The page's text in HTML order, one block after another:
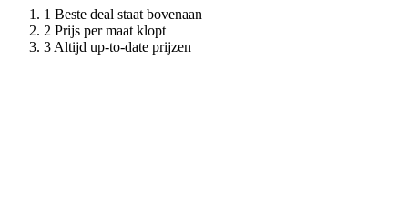
Beste deal staat bovenaan
Prijs per maat klopt
Altijd up-to-date prijzen